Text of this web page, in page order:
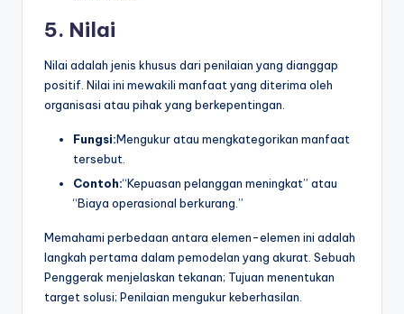
5. Nilai
Nilai adalah jenis khusus dari penilaian yang dianggap
positif. Nilai ini mewakili manfaat yang diterima oleh
organisasi atau pihak yang berkepentingan.
Fungsi:Mengukur atau mengkategorikan manfaat
tersebut.
Contoh:“Kepuasan pelanggan meningkat” atau
“Biaya operasional berkurang.”
Memahami perbedaan antara elemen-elemen ini adalah
langkah pertama dalam pemodelan yang akurat. Sebuah
Penggerak menjelaskan tekanan; Tujuan menentukan
target solusi; Penilaian mengukur keberhasilan.